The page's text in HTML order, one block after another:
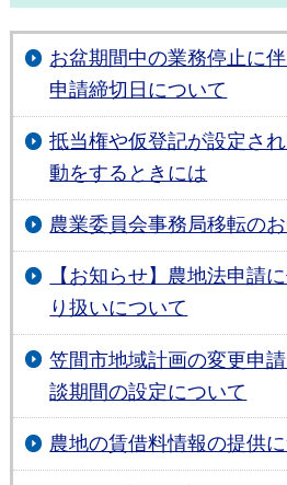
お盆期間中の業務停止に
申請締切日について
抵当権や仮登記が設定さ
動をするときには
農業委員会事務局移転の
【お知らせ】農地法申請
り扱いについて
笠間市地域計画の変更申
談期間の設定について
農地の賃借料情報の提供